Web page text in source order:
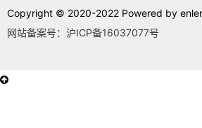
Copyright © 2020-2022 Powered by
网站备案号：沪ICP备16037077号